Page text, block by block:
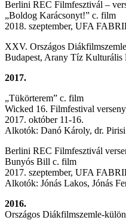
Berlini REC Filmfesztivál –
„Boldog Karácsonyt!” c. film
2018. szeptember, UFA
XXV. Országos
Budapest, Arany Tíz Kulturális
2017.
„Tükörterem” c. film
Wicked 16. Filmfestival
2017. október 11-16.
Alkotók: Danó Károly, dr.
Berlini REC Filmfesztivál
Bunyós Bill c. film
2017. szeptember, UFA
Alkotók: Jónás Lakos, Jónás
2016.
Országos Diákfilmszemle-